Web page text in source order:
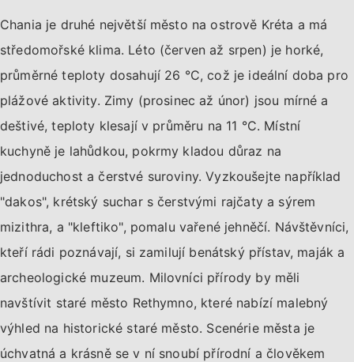
Chania je druhé největší město na ostrově Kréta a má
středomořské klima. Léto (červen až srpen) je horké,
průměrné teploty dosahují 26 °C, což je ideální doba pro
plážové aktivity. Zimy (prosinec až únor) jsou mírné a
deštivé, teploty klesají v průměru na 11 °C. Místní
kuchyně je lahůdkou, pokrmy kladou důraz na
jednoduchost a čerstvé suroviny. Vyzkoušejte například
"dakos", krétský suchar s čerstvými rajčaty a sýrem
mizithra, a "kleftiko", pomalu vařené jehněčí. Návštěvníci,
kteří rádi poznávají, si zamilují benátský přístav, maják a
archeologické muzeum. Milovníci přírody by měli
navštívit staré město Rethymno, které nabízí malebný
výhled na historické staré město. Scenérie města je
úchvatná a krásně se v ní snoubí přírodní a člověkem